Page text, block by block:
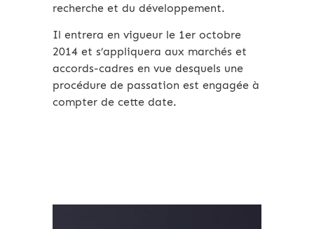
recherche et du développement.
Il entrera en vigueur le 1er octobre
2014 et s’appliquera aux marchés et
accords-cadres en vue desquels une
procédure de passation est engagée à
compter de cette date.